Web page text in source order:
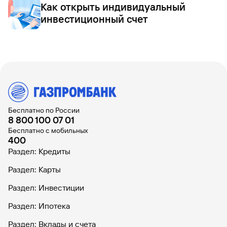
Как открыть индивидуальный
инвестиционный счет
Бесплатно по России
8 800 100 07 01
Бесплатно с мобильных
400
Раздел: Кредиты
Раздел: Карты
Раздел: Инвестиции
Раздел: Ипотека
Раздел: Вклады и счета